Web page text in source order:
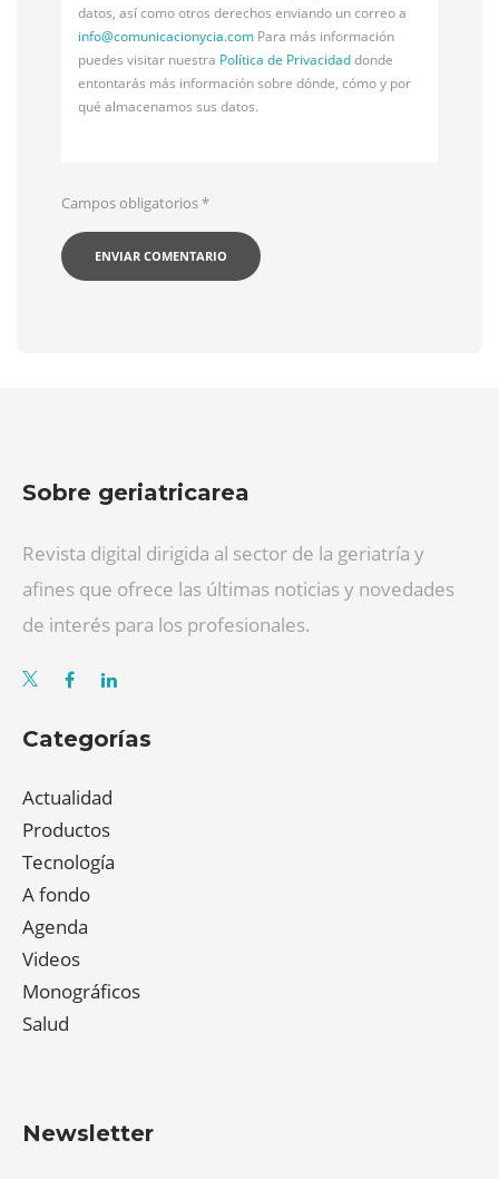
datos, así como otros derechos enviando un correo a
info@comunicacionycia.com Para más información
puedes visitar nuestra Política de Privacidaddonde
entontarás más información sobre dónde, cómo y por
qué almacenamos sus datos.
Campos obligatorios*
Sobre geriatricarea
Revista digital dirigida al sector de la geriatría y
afines que ofrece las últimas noticias y novedades
de interés para los profesionales.
Categorías
Actualidad
Productos
Tecnología
A fondo
Agenda
Videos
Monográficos
Salud
Newsletter